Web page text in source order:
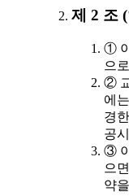
제 2 조
①
으
②
에
경
공
③
으
약